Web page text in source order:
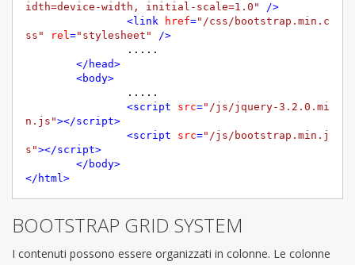
idth=device-width, initial-scale=1.0"
/>
<link href="/css/bootstrap.min.c
ss"
rel="stylesheet"
/>
</ head>
<body>
<script src="/js/jquery-3.2.0.mi
n.js"></script>
<script src="/js/bootstrap.min.j
s"></script>
</ body>
</ html>
BOOTSTRAP GRID SYSTEM
I contenuti possono essere organizzati in colonne. Le colonne